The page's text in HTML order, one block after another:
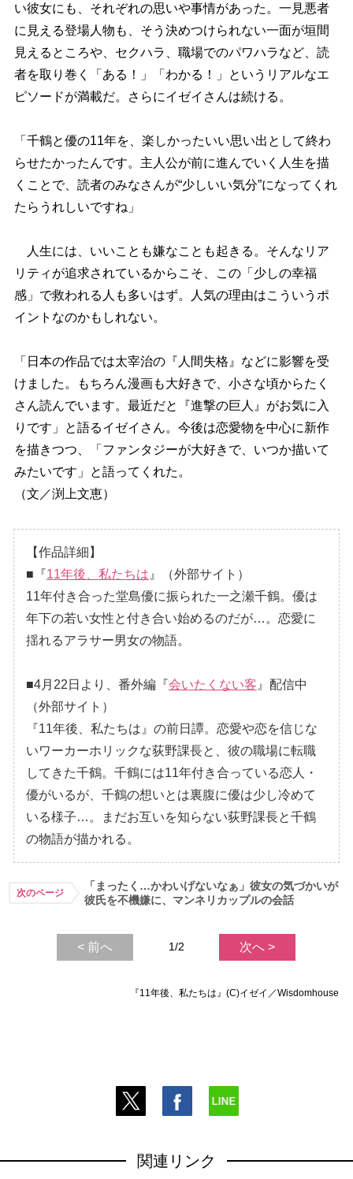
い彼女にも、それぞれの思いや事情があった。一見悪者
に見える登場人物も、そう決めつけられない一面が垣間
見えるところや、セクハラ、職場でのパワハラなど、読
者を取り巻く「ある！」「わかる！」というリアルなエ
ピソードが満載だ。さらにイゼイさんは続ける。
「千鶴と優の11年を、楽しかったいい思い出として終わ
らせたかったんです。主人公が前に進んでいく人生を描
くことで、読者のみなさんが“少しいい気分”になってくれ
たらうれしいですね」
人生には、いいことも嫌なことも起きる。そんなリア
リティが追求されているからこそ、この「少しの幸福
感」で救われる人も多いはず。人気の理由はこういうポ
イントなのかもしれない。
「日本の作品では太宰治の『人間失格』などに影響を受
けました。もちろん漫画も大好きで、小さな頃からたく
さん読んでいます。最近だと『進撃の巨人』がお気に入
りです」と語るイゼイさん。今後は恋愛物を中心に新作
を描きつつ、「ファンタジーが大好きで、いつか描いて
みたいです」と語ってくれた。
（文／渕上文恵）
【作品詳細】
■『11年後、私たちは 』（外部サイト）
11年付き合った堂島優に振られた一之瀬千鶴。優は
年下の若い女性と付き合い始めるのだが…。恋愛に
揺れるアラサー男女の物語。
■4月22日より、番外編『会いたくない客 』配信中
（外部サイト）
『11年後、私たちは』の前日譚。恋愛や恋を信じな
いワーカーホリックな荻野課長と、彼の職場に転職
してきた千鶴。千鶴には11年付き合っている恋人・
優がいるが、千鶴の想いとは裏腹に優は少し冷めて
いる様子…。まだお互いを知らない荻野課長と千鶴
の物語が描かれる。
次のページ
「まったく…かわいげないなぁ」彼女の気づかいが
彼氏を不機嫌に、マンネリカップルの会話
< 前へ 1/2 次へ >
『11年後、私たちは』(C)イゼイ／Wisdomhouse
関連リンク